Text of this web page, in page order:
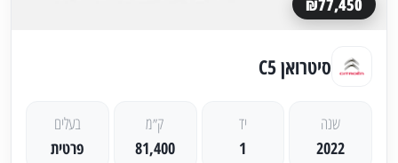
₪77,450
סיטרואן C5
שנה
2022
יד
1
ק״מ
81,400
בעלים
פרטית